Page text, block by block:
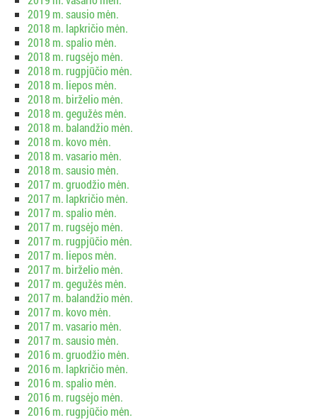
2019 m. sausio mėn.
2018 m. lapkričio mėn.
2018 m. spalio mėn.
2018 m. rugsėjo mėn.
2018 m. rugpjūčio mėn.
2018 m. liepos mėn.
2018 m. birželio mėn.
2018 m. gegužės mėn.
2018 m. balandžio mėn.
2018 m. kovo mėn.
2018 m. vasario mėn.
2018 m. sausio mėn.
2017 m. gruodžio mėn.
2017 m. lapkričio mėn.
2017 m. spalio mėn.
2017 m. rugsėjo mėn.
2017 m. rugpjūčio mėn.
2017 m. liepos mėn.
2017 m. birželio mėn.
2017 m. gegužės mėn.
2017 m. balandžio mėn.
2017 m. kovo mėn.
2017 m. vasario mėn.
2017 m. sausio mėn.
2016 m. gruodžio mėn.
2016 m. lapkričio mėn.
2016 m. spalio mėn.
2016 m. rugsėjo mėn.
2016 m. rugpjūčio mėn.